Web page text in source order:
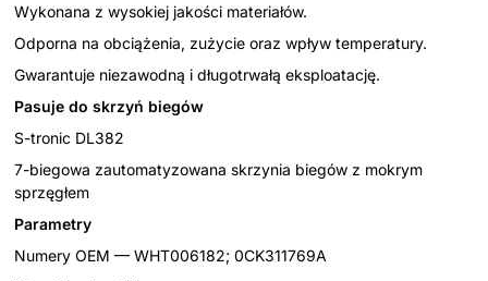
Wykonana z wysokiej jakości materiałów.
Odporna na obciążenia, zużycie oraz wpływ temperatury.
Gwarantuje niezawodną i długotrwałą eksploatację.
Pasuje do skrzyń biegów
S-tronic DL382
7-biegowa zautomatyzowana skrzynia biegów z mokrym
sprzęgłem
Parametry
Numery OEM — WHT006182; 0CK311769A